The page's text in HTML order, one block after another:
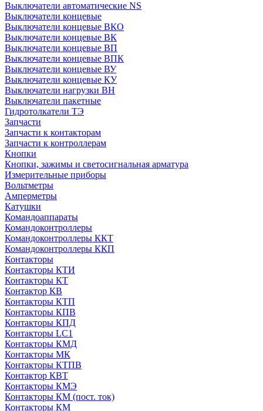
Выключатели автоматические NS
Выключатели концевые
Выключатели концевые ВКО
Выключатели концевые ВК
Выключатели концевые ВП
Выключатели концевые ВПК
Выключатели концевые ВУ
Выключатели концевые КУ
Выключатели нагрузки ВН
Выключатели пакетные
Гидротолкатели ТЭ
Запчасти
Запчасти к контакторам
Запчасти к контроллерам
Кнопки
Кнопки, зажимы и светосигнальная арматура
Измерительные приборы
Вольтметры
Амперметры
Катушки
Командоаппараты
Командоконтроллеры
Командоконтроллеры ККТ
Командоконтроллеры ККП
Контакторы
Контакторы КТИ
Контакторы КТ
Контактор КВ
Контакторы КТП
Контакторы КПВ
Контакторы КПД
Контакторы LC1
Контакторы КМД
Контакторы МК
Контакторы КТПВ
Контактор КВТ
Контакторы КМЭ
Контакторы КМ (пост. ток)
Контакторы КМ